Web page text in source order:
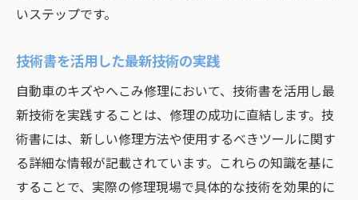
いステップです。
技術書を活用した最新技術の実践
自動車のキズやへこみ修理において、技術書を活用し最
新技術を実践することは、修理の成功に直結します。技
術書には、新しい修理方法や使用するべきツールに関す
る詳細な情報が記載されています。これらの知識を基に
することで、実際の修理現場で具体的な技術を効果的に